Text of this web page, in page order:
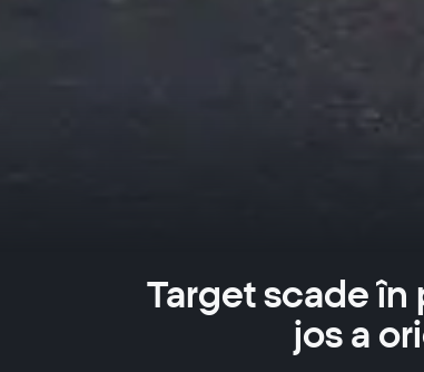
Target scade în
jos a